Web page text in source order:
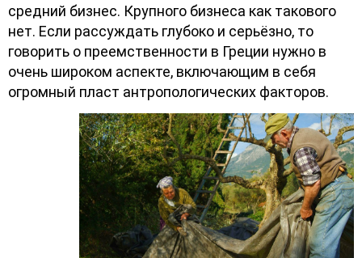
средний бизнес. Крупного бизнеса как такового
нет. Если рассуждать глубоко и серьёзно, то
говорить о преемственности в Греции нужно в
очень широком аспекте, включающим в себя
огромный пласт антропологических факторов.